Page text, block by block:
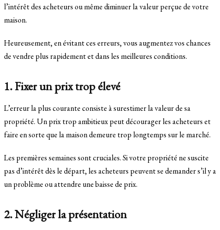
l’intérêt des acheteurs ou même diminuer la valeur perçue de votre
maison.
Heureusement, en évitant ces erreurs, vous augmentez vos chances
de vendre plus rapidement et dans les meilleures conditions.
1. Fixer un prix trop élevé
L’erreur la plus courante consiste à surestimer la valeur de sa
propriété. Un prix trop ambitieux peut décourager les acheteurs et
faire en sorte que la maison demeure trop longtemps sur le marché.
Les premières semaines sont cruciales. Si votre propriété ne suscite
pas d’intérêt dès le départ, les acheteurs peuvent se demander s’il y a
un problème ou attendre une baisse de prix.
2. Négliger la présentation